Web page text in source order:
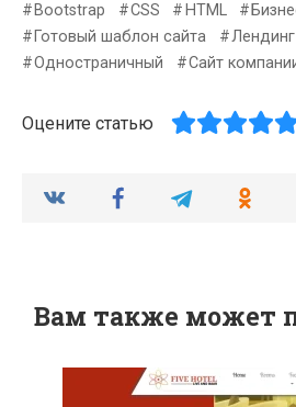
Bootstrap CSS HTML
Готовый шаблон сайта
Лендинг
Одностраничный
Сайт
Оцените статью
Вам также может